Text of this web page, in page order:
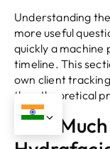
Understanding
more useful
quickly a
timeline.This
own client
than theoretical
How